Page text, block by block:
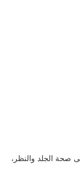
صحة الجلد والنظر،